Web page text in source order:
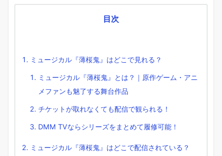
目次
ミュージカル『薄桜鬼』はどこで見れる？
ミュージカル『薄桜鬼』とは？｜原作ゲーム・アニ
メファンも魅了する舞台作品
チケットが取れなくても配信で観られる！
DMM TVならシリーズをまとめて履修可能！
ミュージカル『薄桜鬼』はどこで配信されている？